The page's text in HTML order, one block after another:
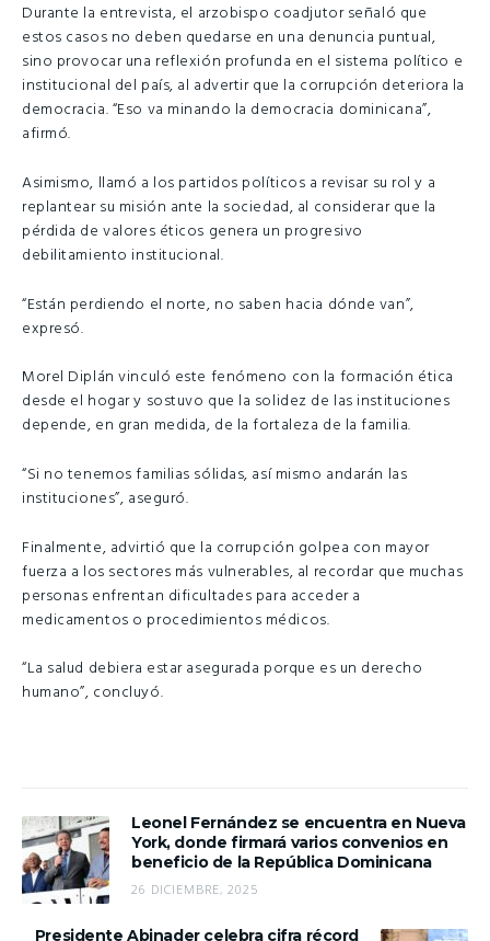
Durante la entrevista, el arzobispo coadjutor señaló que
estos casos no deben quedarse en una denuncia puntual,
sino provocar una reflexión profunda en el sistema político e
institucional del país, al advertir que la corrupción deteriora la
democracia. “Eso va minando la democracia dominicana”,
afirmó.
Asimismo, llamó a los partidos políticos a revisar su rol y a
replantear su misión ante la sociedad, al considerar que la
pérdida de valores éticos genera un progresivo
debilitamiento institucional.
“Están perdiendo el norte, no saben hacia dónde van”,
expresó.
Morel Diplán vinculó este fenómeno con la formación ética
desde el hogar y sostuvo que la solidez de las instituciones
depende, en gran medida, de la fortaleza de la familia.
“Si no tenemos familias sólidas, así mismo andarán las
instituciones”, aseguró.
Finalmente, advirtió que la corrupción golpea con mayor
fuerza a los sectores más vulnerables, al recordar que muchas
personas enfrentan dificultades para acceder a
medicamentos o procedimientos médicos.
“La salud debiera estar asegurada porque es un derecho
humano”, concluyó.
Leonel Fernández se encuentra en Nueva
York, donde firmará varios convenios en
beneficio de la República Dominicana
26 DICIEMBRE, 2025
Presidente Abinader celebra cifra récord